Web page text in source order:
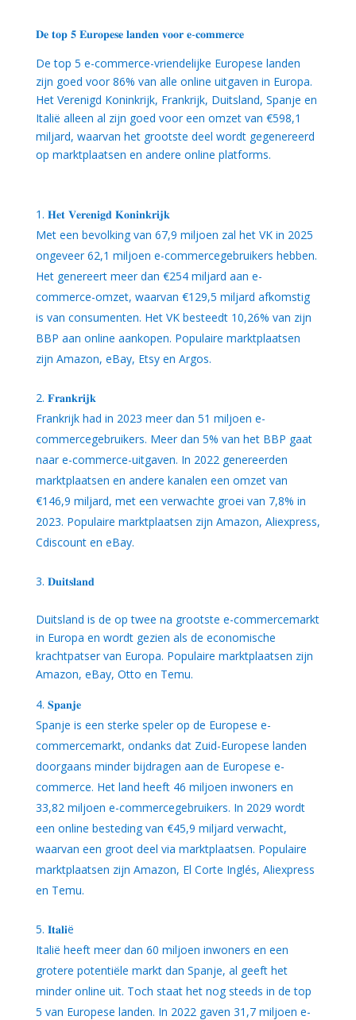
𝐃𝐞 𝐭𝐨𝐩 𝟓 𝐄𝐮𝐫𝐨𝐩𝐞𝐬𝐞 𝐥𝐚𝐧𝐝𝐞𝐧 𝐯𝐨𝐨𝐫 𝐞-𝐜𝐨𝐦𝐦𝐞𝐫𝐜𝐞
De top 5 e-commerce-vriendelijke Europese landen
zijn goed voor 86% van alle online uitgaven in Europa.
Het Verenigd Koninkrijk, Frankrijk, Duitsland, Spanje en
Italië alleen al zijn goed voor een omzet van €598,1
miljard, waarvan het grootste deel wordt gegenereerd
op marktplaatsen en andere online platforms.
𝐇𝐞𝐭 𝐕𝐞𝐫𝐞𝐧𝐢𝐠𝐝 𝐊𝐨𝐧𝐢𝐧𝐤𝐫𝐢𝐣𝐤
Met een bevolking van 67,9 miljoen zal het VK in 2025
ongeveer 62,1 miljoen e-commercegebruikers hebben.
Het genereert meer dan €254 miljard aan e-
commerce-omzet, waarvan €129,5 miljard afkomstig
is van consumenten. Het VK besteedt 10,26% van zijn
BBP aan online aankopen. Populaire marktplaatsen
zijn Amazon, eBay, Etsy en Argos.
𝐅𝐫𝐚𝐧𝐤𝐫𝐢𝐣𝐤
Frankrijk had in 2023 meer dan 51 miljoen e-
commercegebruikers. Meer dan 5% van het BBP gaat
naar e-commerce-uitgaven. In 2022 genereerden
marktplaatsen en andere kanalen een omzet van
€146,9 miljard, met een verwachte groei van 7,8% in
2023. Populaire marktplaatsen zijn Amazon, Aliexpress,
Cdiscount en eBay.
𝐃𝐮𝐢𝐭𝐬𝐥𝐚𝐧𝐝
Duitsland is de op twee na grootste e-commercemarkt
in Europa en wordt gezien als de economische
krachtpatser van Europa. Populaire marktplaatsen zijn
Amazon, eBay, Otto en Temu.
𝐒𝐩𝐚𝐧𝐣𝐞
Spanje is een sterke speler op de Europese e-
commercemarkt, ondanks dat Zuid-Europese landen
doorgaans minder bijdragen aan de Europese e-
commerce. Het land heeft 46 miljoen inwoners en
33,82 miljoen e-commercegebruikers. In 2029 wordt
een online besteding van €45,9 miljard verwacht,
waarvan een groot deel via marktplaatsen. Populaire
marktplaatsen zijn Amazon, El Corte Inglés, Aliexpress
en Temu.
𝐈𝐭𝐚𝐥𝐢ë
Italië heeft meer dan 60 miljoen inwoners en een
grotere potentiële markt dan Spanje, al geeft het
minder online uit. Toch staat het nog steeds in de top
5 van Europese landen. In 2022 gaven 31,7 miljoen e-